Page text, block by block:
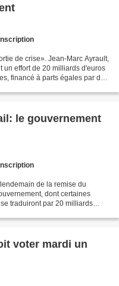
de crise». Jean-Marc Ayrault,
un effort de 20 milliards d'euros
financé à parts égales par des
le gouvernement
de la remise du
dont certaines
traduiront par 20 milliards
voter mardi un